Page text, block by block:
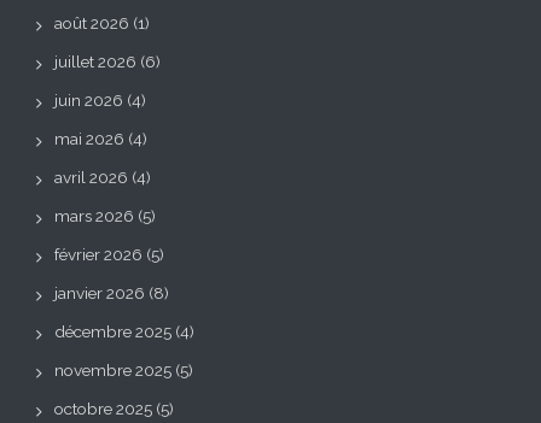
août 2026 (1)
juillet 2026 (6)
juin 2026 (4)
mai 2026 (4)
avril 2026 (4)
mars 2026 (5)
février 2026 (5)
janvier 2026 (8)
décembre 2025 (4)
novembre 2025 (5)
octobre 2025 (5)